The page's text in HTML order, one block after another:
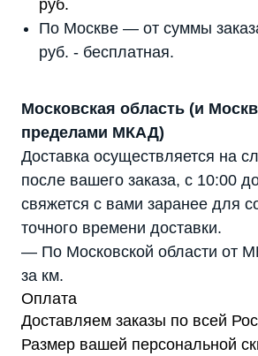
руб.
По Москве — от суммы
руб. - бесплатная.
Московская область (и
пределами МКАД)
Доставка осуществляется на
после вашего заказа, с 10:00
свяжется с вами заранее для
точного времени доставки.
— По Московской области от
за км.
Оплата
Доставляем заказы по всей
Размер вашей персональной